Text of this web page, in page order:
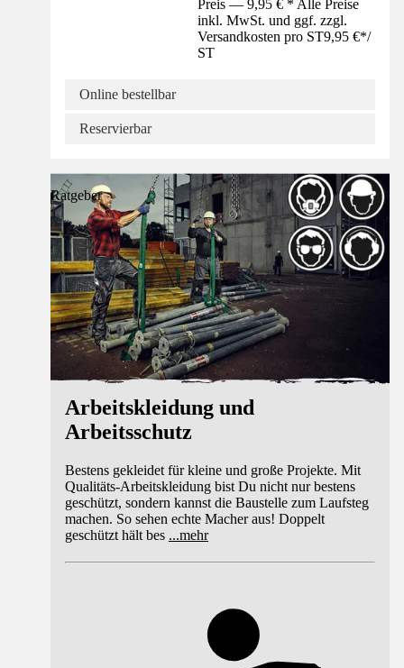
Preis — 9,95 € * Alle Preise
inkl. MwSt. und ggf. zzgl.
Versandkosten pro ST9,95 €*/
ST
Online bestellbar
Reservierbar
Ratgeber
Arbeitskleidung und
Arbeitsschutz
Bestens gekleidet für kleine und große Projekte. Mit
Qualitäts-Arbeitskleidung bist Du nicht nur bestens
geschützt, sondern kannst die Baustelle zum Laufsteg
machen. So sehen echte Macher aus! Doppelt
geschützt hält bes ...mehr